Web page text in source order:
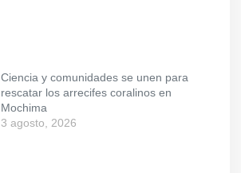
Ciencia y comunidades se unen para
rescatar los arrecifes coralinos en
Mochima
3 agosto, 2026